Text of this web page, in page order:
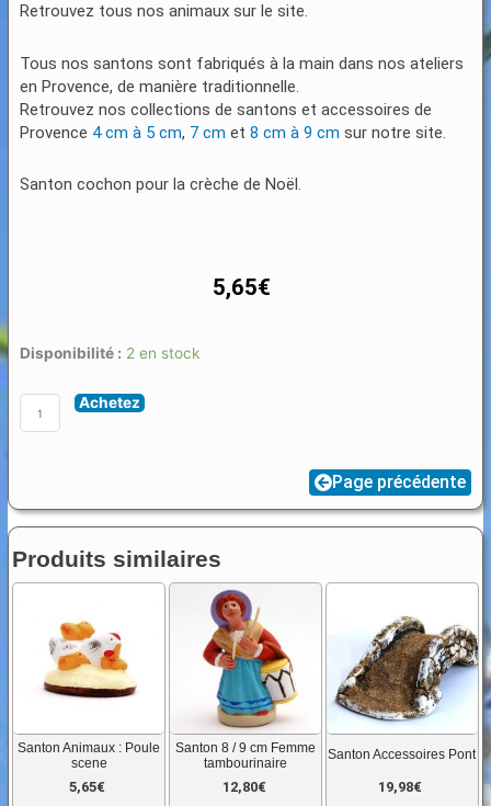
Retrouvez tous nos animaux sur le site.
Tous nos santons sont fabriqués à la main dans nos ateliers
en Provence, de manière traditionnelle.
Retrouvez nos collections de santons et accessoires de
Provence 4 cm à 5 cm, 7 cm et8 cm à 9 cm sur notre site.
Santon cochon pour la crèche de Noël.
5,65€
Disponibilité : 2 en stock
quantité
Santon
animaux
9
Le
Achetez
Page précédente
Produits similaires
Santon Animaux : Poule
scene
5,65€
Santon 8 / 9 cm Femme
tambourinaire
12,80€
Santon Accessoires Pont
19,98€